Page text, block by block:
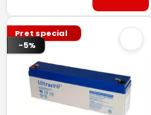
Pret special
-5%